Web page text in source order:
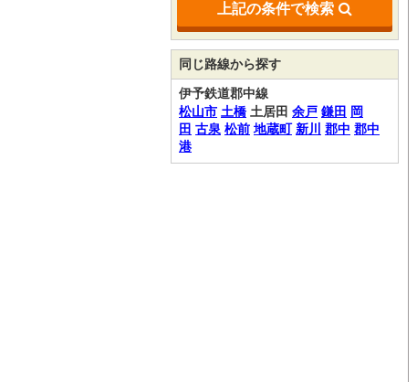
上記の条件で検索
同じ路線から探す
伊予鉄道郡中線
松山市 土橋 土居田 余戸 鎌田 岡
田 古泉 松前 地蔵町 新川 郡中 郡中
港